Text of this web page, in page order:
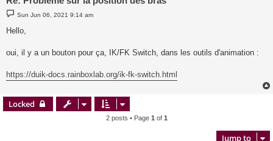
P
o
s
t
Sun Jun 06, 2021 9:14 am
Hello,
oui, il y a un bouton pour ça, IK/FK Switch, dans les outils d'animation :
https://duik-docs.rainboxlab.org/ik-fk-switch.html
Locked
2 posts • Page 1 of 1
Jump to